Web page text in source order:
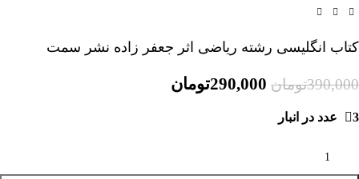
کتاب انگلیسی رشته ریاضی اثر جعفر زاده نشر سمت
390,000تومان 290,000تومان
3 عدد در انبار